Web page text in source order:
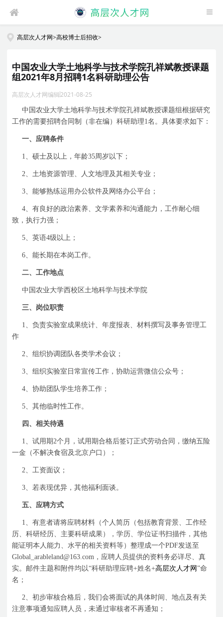
高层次人才网>高校博士后招收>
中国农业大学土地科学与技术学院孔祥斌教授课题
组2021年8月招聘1名科研助理公告
高层次人才网编辑2021-08-25
中国农业大学土地科学与技术学院孔祥斌教授课题组根据研究
工作的需要招聘合同制（非在编）科研助理1名。具体要求如下：
一、应聘条件
1 、硕士及以上，年龄35周岁以下；
2 、土地资源管理、人文地理及其相关专业；
3 、能够熟练运用办公软件及网络办公平台；
4 、有良好的政治素养、文学素养和沟通能力，工作耐心细
致，执行力强；
5 、英语4级以上；
6 、能长期在本岗工作。
二、工作地点
中国农业大学西校区土地科学与技术学院
三、岗位职责
1
、负责实验室成果统计、年度报表、材料撰写及事务管理工
作
2 、组织协调团队各类学术会议；
3 、组织实验室日常宣传工作，协助运营微信公众号；
4 、协助团队学生培养工作；
5 、其他临时性工作。
四、相关待遇
1 、试用期2个月，试用期合格后签订正式劳动合同，缴纳五险
一金（不解决食宿及北京户口）；
2 、工资面议；
3 、若表现优异，其他福利面谈。
五、应聘方式
1
、有意者请将应聘材料（个人简历（包括教育背景、工作经
历、科研经历、主要科研成果），学历、学位证书扫描件，其他
能证明本人能力、水平的相关资料等）整理成一个PDF发送至
Global_arableland@163.com ，应聘人员提供的资料务必详尽、真
实。邮件主题和附件均以“科研助理应聘+姓名+高层次人才网”命
名；
2 、初步审核合格后，我们会将面试的具体时间、地点及有关
注意事项通知应聘人员，未通过审核者不再通知；